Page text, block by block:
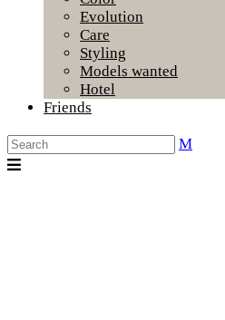
Evolution
Care
Styling
Models wanted
Hotel
Friends